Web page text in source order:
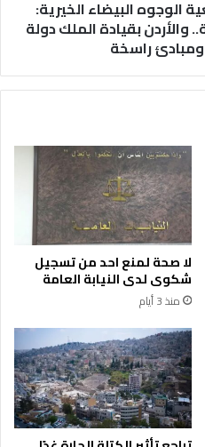
الوجوه البيضاء الخيرية:
بقيادة الملك دولة
راسخة
لا صحة لمنع احد من تسجيل
شكوى لدى النيابة العامة
منذ 3 أيام